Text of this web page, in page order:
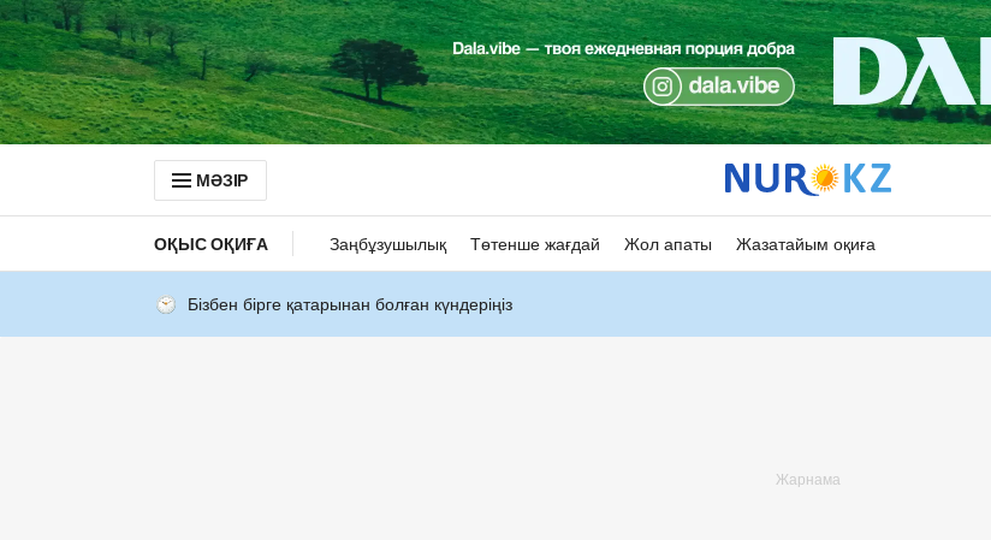
МӘЗІР
ОҚЫС ОҚИҒА Заңбұзушылық Төтенше жағдай Жол апаты Жазатайым оқиға
Бізбен бірге қатарынан болған күндеріңіз